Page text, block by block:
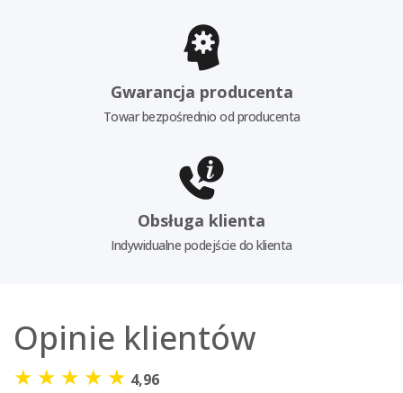
Gwarancja producenta
Towar bezpośrednio od producenta
Obsługa klienta
Indywidualne podejście do klienta
Opinie klientów
★ ★ ★ ★ ★ 4,96